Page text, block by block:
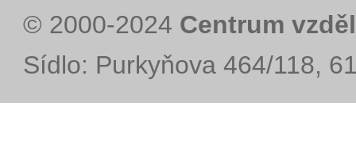
© 2000-2024 Centrum
Sídlo: Purkyňova 464/118,